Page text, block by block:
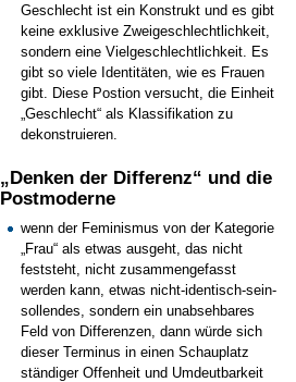
Geschlecht ist ein Konstrukt und es gibt
keine exklusive Zweigeschlechtlichkeit,
sondern eine Vielgeschlechtlichkeit. Es
gibt so viele Identitäten, wie es Frauen
gibt. Diese Postion versucht, die Einheit
„Geschlecht“ als Klassifikation zu
dekonstruieren.
„Denken der Differenz“ und die
Postmoderne
wenn der Feminismus von der Kategorie
„Frau“ als etwas ausgeht, das nicht
feststeht, nicht zusammengefasst
werden kann, etwas nicht-identisch-sein-
sollendes, sondern ein unabsehbares
Feld von Differenzen, dann würde sich
dieser Terminus in einen Schauplatz
ständiger Offenheit und Umdeutbarkeit